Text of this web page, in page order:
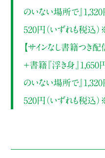
のいない場所で』
520円（いずれも税込
【サインなし書籍つき
＋書籍『浮き身』1,650
のいない場所で』
520円（いずれも税込